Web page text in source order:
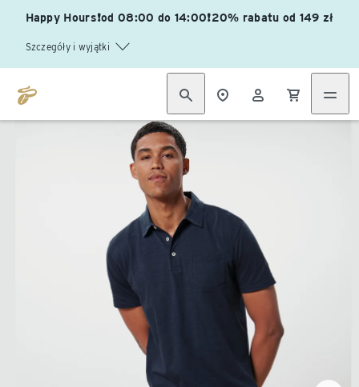
Happy Hours❗od 08:00 do 14:00❗20% rabatu od 149 zł
Szczegóły i wyjątki